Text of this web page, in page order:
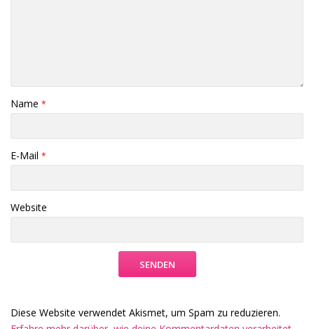
Name *
E-Mail *
Website
Diese Website verwendet Akismet, um Spam zu reduzieren.